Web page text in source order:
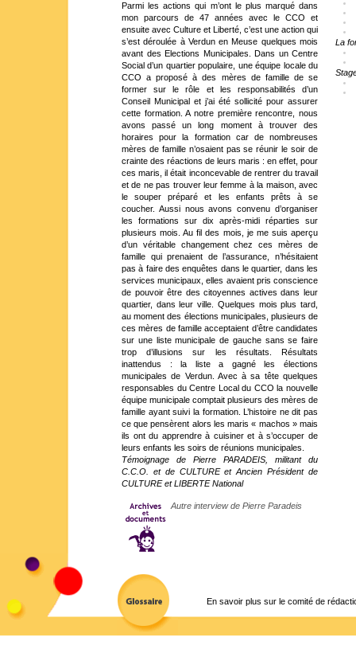
La
Parmi les actions qui m’ont le plus marqué dans
mon parcours de 47 années avec le CCO et
ensuite avec Culture et Liberté, c’est une action qui
s’est déroulée à Verdun en Meuse quelques mois
avant des Elections Municipales. Dans un Centre
Social d’un quartier populaire, une équipe locale du
CCO a proposé à des mères de famille de se
former sur le rôle et les responsabilités d’un
Conseil Municipal et j’ai été sollicité pour assurer
cette formation. A notre première rencontre, nous
avons passé un long moment à trouver des
horaires pour la formation car de nombreuses
mères de famille n’osaient pas se réunir le soir de
crainte des réactions de leurs maris : en effet, pour
ces maris, il était inconcevable de rentrer du travail
et de ne pas trouver leur femme à la maison, avec
le souper préparé et les enfants prêts à se
coucher. Aussi nous avons convenu d’organiser
les formations sur dix après-midi réparties sur
plusieurs mois. Au fil des mois, je me suis aperçu
d’un véritable changement chez ces mères de
famille qui prenaient de l’assurance, n’hésitaient
pas à faire des enquêtes dans le quartier, dans les
services municipaux, elles avaient pris conscience
de pouvoir être des citoyennes actives dans leur
quartier, dans leur ville. Quelques mois plus tard,
au moment des élections municipales, plusieurs de
ces mères de famille acceptaient d’être candidates
sur une liste municipale de gauche sans se faire
trop d’illusions sur les résultats. Résultats
inattendus : la liste a gagné les élections
municipales de Verdun. Avec à sa tête quelques
responsables du Centre Local du CCO la nouvelle
équipe municipale comptait plusieurs des mères de
famille ayant suivi la formation. L’histoire ne dit pas
ce que pensèrent alors les maris « machos » mais
ils ont du apprendre à cuisiner et à s’occuper de
leurs enfants les soirs de réunions municipales.
Témoignage de Pierre PARADEIS, militant du
C.C.O. et de CULTURE et Ancien Président de
CULTURE et LIBERTE National
Autre interview de Pierre Paradeis
En savoir plus sur le comité de